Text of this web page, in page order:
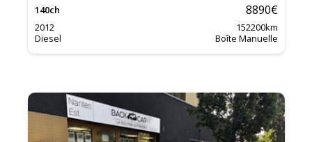
140ch 8890€
2012 152200km
Diesel
Boîte Manuelle